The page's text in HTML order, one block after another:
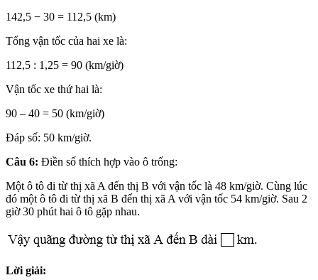
142,5 − 30 = 112,5 (km)
Tổng vận tốc của hai xe là:
112,5 : 1,25 = 90 (km/giờ)
Vận tốc xe thứ hai là:
90 – 40 = 50 (km/giờ)
Đáp số: 50 km/giờ.
Câu 6: Điền số thích hợp vào ô trống:
Một ô tô đi từ thị xã A đến thị B với vận tốc là 48 km/giờ. Cùng lúc
đó một ô tô đi từ thị xã B đến thị xã A với vận tốc 54 km/giờ. Sau 2
giờ 30 phút hai ô tô gặp nhau.
Lời giải: